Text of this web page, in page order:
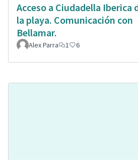
Acceso a Ciudadella Iberica
la playa. Comunicación con
Bellamar.
Alex Parra 1 6